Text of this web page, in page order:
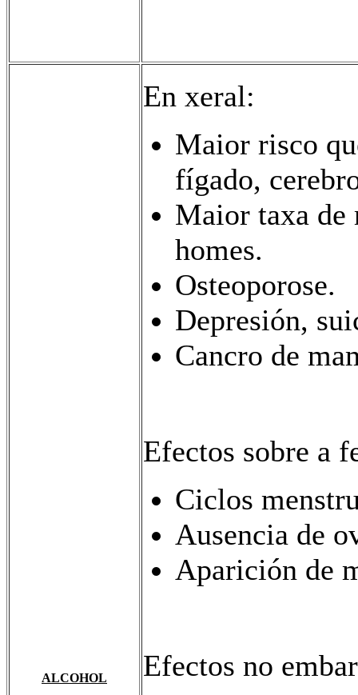
ALCOHOL
En xeral:
Maior risco
fígado,
Maior taxa de
homes.
Osteoporose.
Depresión,
Cancro de
Efectos sobre a
Ciclos
Ausencia de
Aparición de
Efectos no